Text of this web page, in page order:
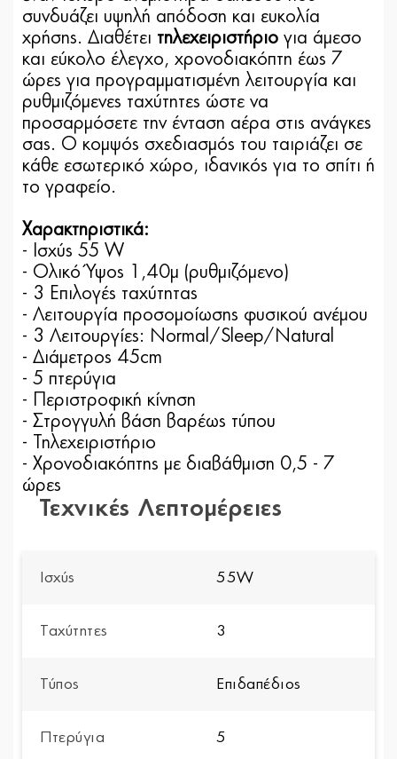
συνδυάζει υψηλή απόδοση και ευκολία
χρήσης. Διαθέτει τηλεχειριστήριο για άμεσο
και εύκολο έλεγχο, χρονοδιακόπτη έως 7
ώρες για προγραμματισμένη λειτουργία και
ρυθμιζόμενες ταχύτητες ώστε να
προσαρμόσετε την ένταση αέρα στις ανάγκες
σας. Ο κομψός σχεδιασμός του ταιριάζει σε
κάθε εσωτερικό χώρο, ιδανικός για το σπίτι ή
το γραφείο.
Χαρακτηριστικά:
- Ισχύς 55 W
- Ολικό Ύψος 1,40μ (ρυθμιζόμενο)
- 3 Επιλογές ταχύτητας
- Λειτουργία προσομοίωσης φυσικού ανέμου
- 3 Λειτουργίες: Normal/Sleep/Natural
- Διάμετρος 45cm
- 5 πτερύγια
- Περιστροφική κίνηση
- Στρογγυλή βάση βαρέως τύπου
- Τηλεχειριστήριο
- Χρονοδιακόπτης με διαβάθμιση 0,5 - 7
ώρες
Τεχνικές Λεπτομέρειες
Ισχύς 55W
Ταχύτητες 3
Τύπος Επιδαπέδιος
Πτερύγια 5